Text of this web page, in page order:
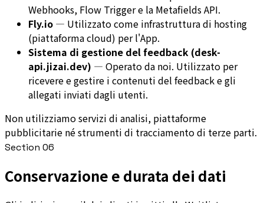
Webhooks, Flow Trigger e la Metafields API.
Fly.io — Utilizzato come infrastruttura di hosting
(piattaforma cloud) per l'App.
Sistema di gestione del feedback (desk-
api.jizai.dev) — Operato da noi. Utilizzato per
ricevere e gestire i contenuti del feedback e gli
allegati inviati dagli utenti.
Non utilizziamo servizi di analisi, piattaforme
pubblicitarie né strumenti di tracciamento di terze parti.
Section 06
Conservazione e durata dei dati